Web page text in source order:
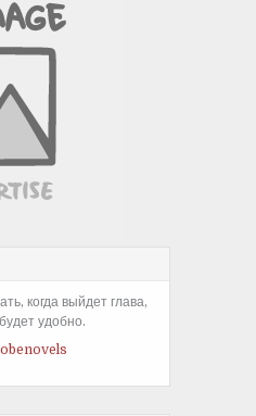
когда выйдет глава,
удобно.